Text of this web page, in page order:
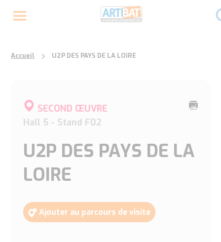
Accueil U2P DES PAYS DE LA LOIRE
Imprimer
SECOND ŒUVRE
Hall 5 - Stand F02
U2P DES PAYS DE LA
LOIRE
Ajouter au parcours de visite